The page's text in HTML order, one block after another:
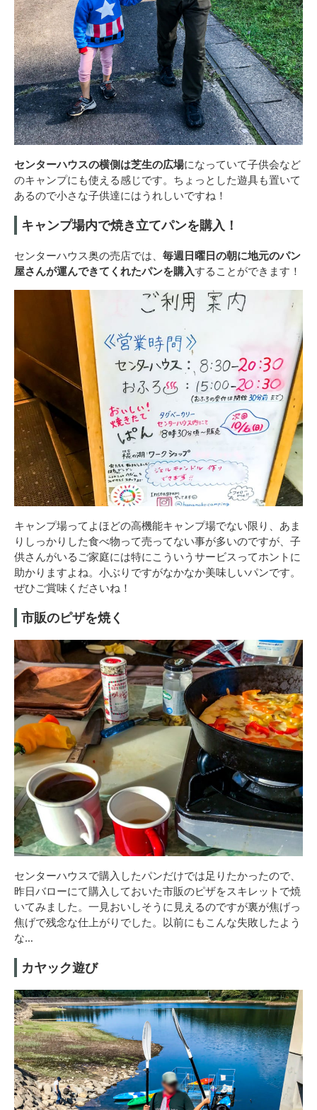
センターハウスの横側は芝生の広場になっていて子供会など
のキャンプにも使える感じです。ちょっとした遊具も置いて
あるので小さな子供達にはうれしいですね！
キャンプ場内で焼き立てパンを購入！
センターハウス奥の売店では、 毎週日曜日の朝に地元のパン
屋さんが運んできてくれたパンを購入することができます！
キャンプ場ってよほどの高機能キャンプ場でない限り、あま
りしっかりした食べ物って売ってない事が多いのですが、子
供さんがいるご家庭には特にこういうサービスってホントに
助かりますよね。小ぶりですがなかなか美味しいパンです。
ぜひご賞味くださいね！
市販のピザを焼く
センターハウスで購入したパンだけでは足りたかったので、
昨日バローにて購入しておいた市販のピザをスキレットで焼
いてみました。一見おいしそうに見えるのですが裏が焦げっ
焦げで残念な仕上がりでした。以前にもこんな失敗したよう
な…
カヤック遊び